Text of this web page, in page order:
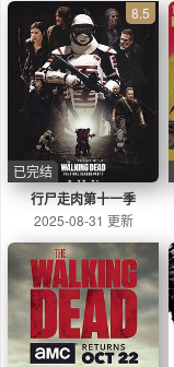
行尸走肉第十一季
8.5
已完结
2025-08-31 更新